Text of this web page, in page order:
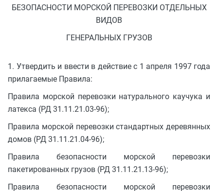
БЕЗОПАСНОСТИ МОРСКОЙ ПЕРЕВОЗКИ ОТДЕЛЬНЫХ
ВИДОВ
ГЕНЕРАЛЬНЫХ ГРУЗОВ
1. Утвердить и ввести в действие с 1 апреля 1997 года
прилагаемые Правила:
Правила морской перевозки натурального каучука и
латекса (РД 31.11.21.03-96);
Правила морской перевозки стандартных деревянных
домов (РД 31.11.21.04-96);
Правила безопасности морской перевозки
пакетированных грузов (РД 31.11.21.13-96);
Правила безопасности морской перевозки